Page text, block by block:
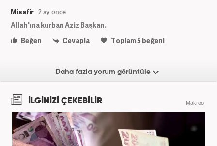
Misafir 2 ay önce
Allah'ına kurban Aziz Başkan.
Beğen
Cevapla Toplam5beğeni
Daha fazla yorum görüntüle
İLGİNİZİ ÇEKEBİLİR Makroo